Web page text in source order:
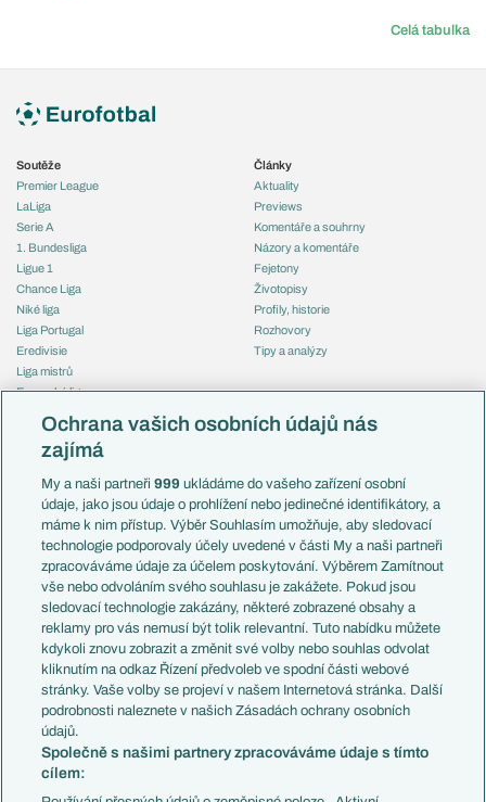
Celá tabulka
Soutěže
Premier League
LaLiga
Serie A
1. Bundesliga
Ligue 1
Chance Liga
Niké liga
Liga Portugal
Eredivisie
Liga mistrů
Evropská liga
Mistrovství světa
Liga národů
Témata
Představení týmů MS
EuroSkauting
PL v kostce
Evropské koeficienty
Přestupy
Přestupové spekulace
Zranění
Kluby
Arsenal FC
Chelsea FC
Manchester United
AC Milán
Juventus FC
Články
Aktuality
Previews
Komentáře a souhrny
Názory a komentáře
Fejetony
Životopisy
Profily, historie
Rozhovory
Tipy a analýzy
Česko
Francie
Itálie
Německo
Španělsko
Argentina
Brazílie
Přestupy
Zápasy
Livescore
Tipovací soutěž
Ochrana vašich osobních údajů nás
zajímá
My a naši partneři999 ukládáme do vašeho zařízení osobní
údaje, jako jsou údaje o prohlížení nebo jedinečné identifikátory, a
máme k nim přístup. Výběr Souhlasím umožňuje, aby sledovací
technologie podporovaly účely uvedené v části My a naši partneři
zpracováváme údaje za účelem poskytování. Výběrem Zamítnout
vše nebo odvoláním svého souhlasu je zakážete. Pokud jsou
sledovací technologie zakázány, některé zobrazené obsahy a
reklamy pro vás nemusí být tolik relevantní. Tuto nabídku můžete
kdykoli znovu zobrazit a změnit své volby nebo souhlas odvolat
kliknutím na odkaz Řízení předvoleb ve spodní části webové
stránky. Vaše volby se projeví v našem Internetová stránka. Další
podrobnosti naleznete v našich Zásadách ochrany osobních
údajů.
Společně s našimi partnery zpracováváme údaje s tímto
cílem: